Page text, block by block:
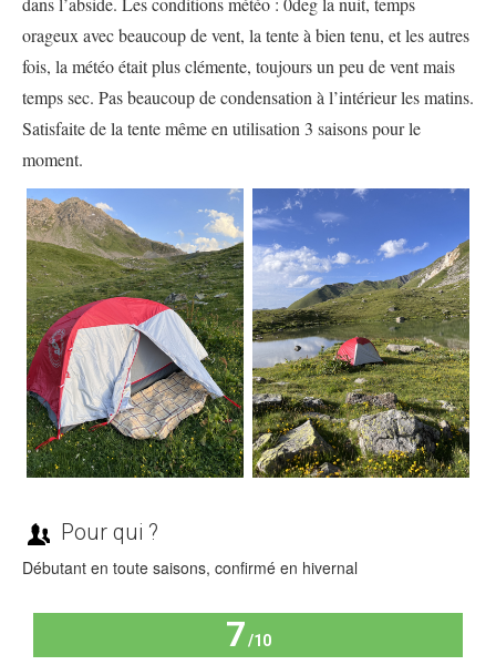
orageux avec beaucoup de vent, la tente à bien tenu, et les autres
fois, la météo était plus clémente, toujours un peu de vent mais
temps sec. Pas beaucoup de condensation à l’intérieur les matins.
Satisfaite de la tente même en utilisation 3 saisons pour le
moment.
Pour qui ?
Débutant en toute saisons, confirmé en hivernal
7/10